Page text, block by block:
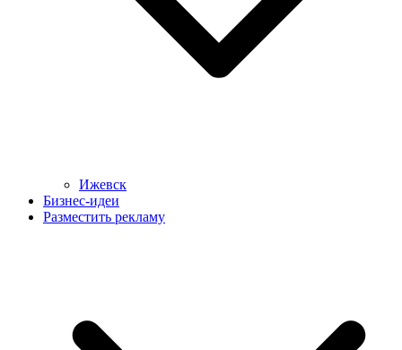
Ижевск
Бизнес-идеи
Разместить рекламу